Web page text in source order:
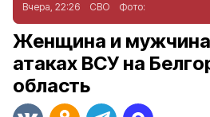
Вчера, 22:26 СВО Фото:
Женщина и
атаках ВСУ на
область